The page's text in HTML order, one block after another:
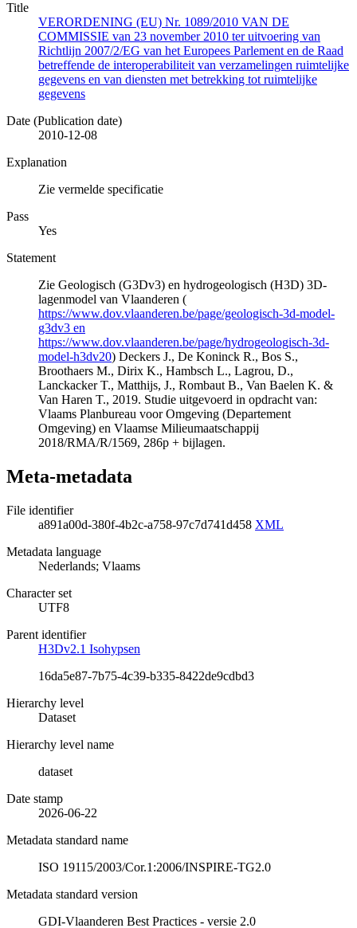
Title
VERORDENING (EU) Nr. 1089/2010 VAN DE
COMMISSIE van 23 november 2010 ter uitvoering van
Richtlijn 2007/2/EG van het Europees Parlement en de Raad
betreffende de interoperabiliteit van verzamelingen ruimtelijke
gegevens en van diensten met betrekking tot ruimtelijke
gegevens
Date (Publication date)
2010-12-08
Explanation
Zie vermelde specificatie
Pass
Yes
Statement
Zie Geologisch (G3Dv3) en hydrogeologisch (H3D) 3D-
lagenmodel van Vlaanderen (
https://www.dov.vlaanderen.be/page/geologisch-3d-model-
g3dv3 en
https://www.dov.vlaanderen.be/page/hydrogeologisch-3d-
model-h3dv20) Deckers J., De Koninck R., Bos S.,
Broothaers M., Dirix K., Hambsch L., Lagrou, D.,
Lanckacker T., Matthijs, J., Rombaut B., Van Baelen K. &
Van Haren T., 2019. Studie uitgevoerd in opdracht van:
Vlaams Planbureau voor Omgeving (Departement
Omgeving) en Vlaamse Milieumaatschappij
2018/RMA/R/1569, 286p + bijlagen.
Meta-metadata
File identifier
a891a00d-380f-4b2c-a758-97c7d741d458 XML
Metadata language
Nederlands; Vlaams
Character set
UTF8
Parent identifier
H3Dv2.1 Isohypsen
16da5e87-7b75-4c39-b335-8422de9cdbd3
Hierarchy level
Dataset
Hierarchy level name
dataset
Date stamp
2026-06-22
Metadata standard name
ISO 19115/2003/Cor.1:2006/INSPIRE-TG2.0
Metadata standard version
GDI-Vlaanderen Best Practices - versie 2.0